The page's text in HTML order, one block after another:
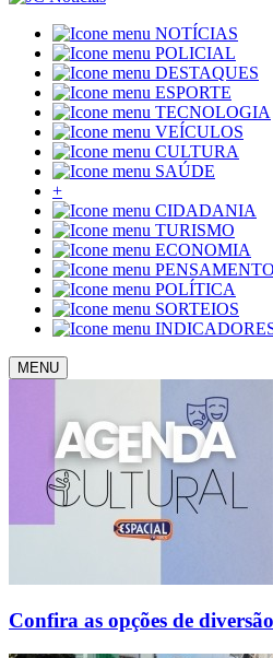
NOTÍCIAS
POLICIAL
DESTAQUES
ESPORTE
TECNOLOGIA
VEÍCULOS
CULTURA
SAÚDE
+
CIDADANIA
TURISMO
ECONOMIA
POLÍTICA
SORTEIOS
MENU
Confira as opções de